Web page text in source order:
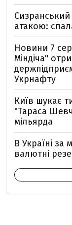
атакою:
Новини 7
Міндіча"
Укрнафту
Київ шукає
"Тараса
мільярда
В Україні за
валютні